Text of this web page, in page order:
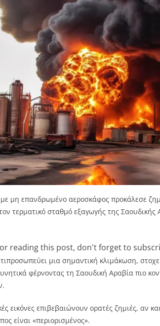
μη επανδρωμένο αεροσκάφος προκάλεσε
τερματικό σταθμό εξαγωγής της
reading this post, don't forget to
μια σημαντική κλιμάκωση,
φέρνοντας τη Σαουδική Αραβία πιο
εικόνες επιβεβαιώνουν ορατές ζημιές, αν
είναι «περιορισμένος».